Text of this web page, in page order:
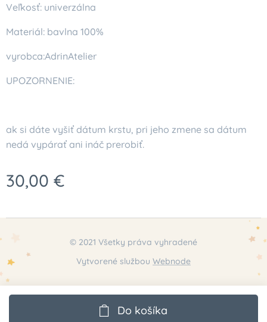
Veľkosť: univerzálna
Materiál: bavlna 100%
vyrobca:AdrinAtelier
UPOZORNENIE:
ak si dáte vyšiť dátum krstu, pri jeho zmene sa dátum
nedá vypárať ani ináč prerobiť.
30,00 €
Do košíka
© 2021 Všetky práva vyhradené
Vytvorené službou Webnode